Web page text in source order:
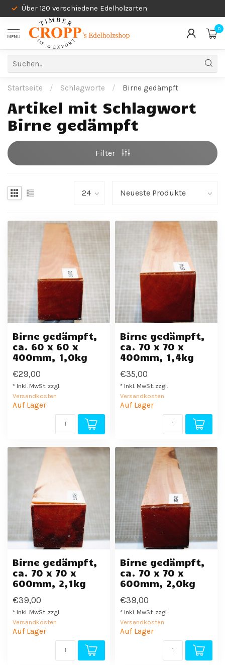
Über 120 verschiedene Edelholzarten
MENU
0
Startseite / Schlagworte / Birne gedämpft
Artikel mit Schlagwort
Birne gedämpft
Filter
Birne gedämpft,
ca. 60 x 60 x
400mm, 1,0kg
€29,00
* Inkl. MwSt. zzgl.
Versandkosten
Auf Lager
Birne gedämpft,
ca. 70 x 70 x
400mm, 1,4kg
€35,00
* Inkl. MwSt. zzgl.
Versandkosten
Auf Lager
Birne gedämpft,
ca. 70 x 70 x
600mm, 2,1kg
€39,00
* Inkl. MwSt. zzgl.
Versandkosten
Auf Lager
Birne gedämpft,
ca. 70 x 70 x
600mm, 2,0kg
€39,00
* Inkl. MwSt. zzgl.
Versandkosten
Auf Lager